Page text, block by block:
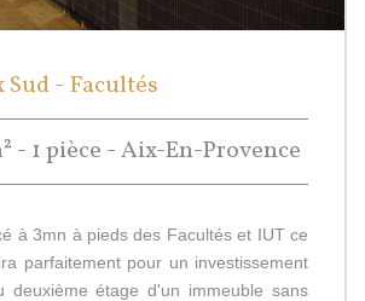
- Facultés
- 1 pièce - Aix-En-Provence
à 3mn à pieds des Facultés et IUT ce
parfaitement pour un investissement
deuxième étage d'un immeuble sans